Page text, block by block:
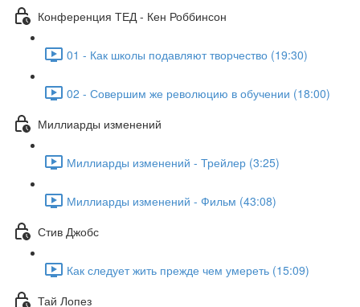
Конференция ТЕД - Кен Роббинсон
01 - Как школы подавляют творчество (19:30)
02 - Совершим же революцию в обучении (18:00)
Миллиарды изменений
Миллиарды изменений - Трейлер (3:25)
Миллиарды изменений - Фильм (43:08)
Стив Джобс
Как следует жить прежде чем умереть (15:09)
Тай Лопез